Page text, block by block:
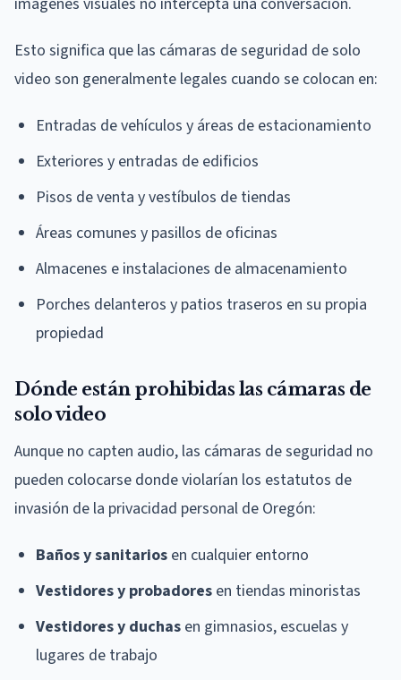
Esto significa que las cámaras de seguridad de solo
video son generalmente legales cuando se colocan en:
Entradas de vehículos y áreas de estacionamiento
Exteriores y entradas de edificios
Pisos de venta y vestíbulos de tiendas
Áreas comunes y pasillos de oficinas
Almacenes e instalaciones de almacenamiento
Porches delanteros y patios traseros en su propia
propiedad
Dónde están prohibidas las cámaras de
solo video
Aunque no capten audio, las cámaras de seguridad no
pueden colocarse donde violarían los estatutos de
invasión de la privacidad personal de Oregón:
Baños y sanitarios en cualquier entorno
Vestidores y probadores en tiendas minoristas
Vestidores y duchas en gimnasios, escuelas y
lugares de trabajo